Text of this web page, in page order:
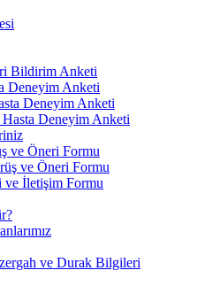
Bildirim Anketi
Deneyim Anketi
Deneyim Anketi
Deneyim Anketi
ve Öneri Formu
ve Öneri Formu
İletişim Formu
ve Durak Bilgileri